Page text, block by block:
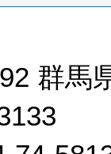
群馬